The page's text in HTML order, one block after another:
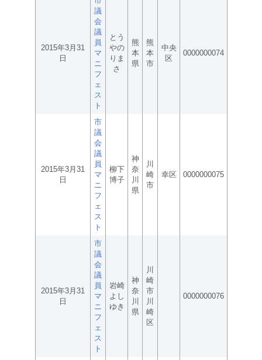
2015年3月31
日
議
会
議
員
マ
ニ
フ
ェ
ス
ト
とう
やの
りま
さ
熊
本
県
熊
本
市
中央
区
0000000074
2015年3月31
日
市
議
会
議
員
マ
ニ
フ
ェ
ス
ト
柳下
博子
神
奈
川
県
川
崎
市
幸区 0000000075
2015年3月31
日
市
議
会
議
員
マ
ニ
フ
ェ
ス
ト
岩崎
よし
ゆき
神
奈
川
県
川
崎
市
川
崎
区
0000000076